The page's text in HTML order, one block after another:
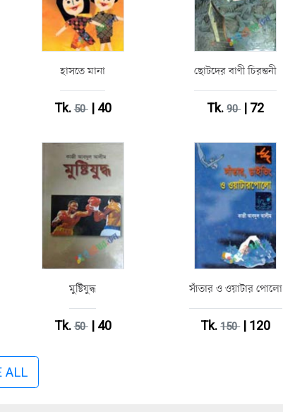
হাসতে মানা
Tk.50| 40
ছোটদের বাণী চিরন্তনী
Tk.90| 72
মুষ্টিযুদ্ধ
Tk.50| 40
সাঁতার ও ওয়াটার পোলো
Tk.150| 120
ALL